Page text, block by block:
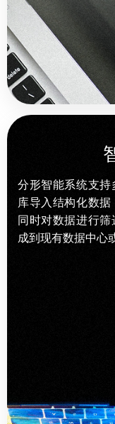
分形智能系统支
库导入结构化数据
同时对数据进行
成到现有数据中心